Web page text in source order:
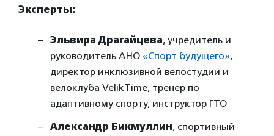
Эксперты:
Эльвира Драгайцева, учредитель и
руководитель АНО «Спорт будущего»,
директор инклюзивной велостудии и
велоклуба VelikTime, тренер по
адаптивному спорту, инструктор ГТО
Александр Бикмуллин, спортивный